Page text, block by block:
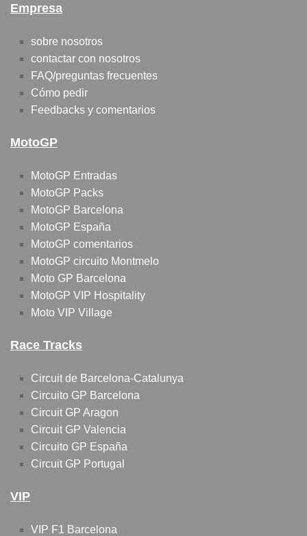
Empresa
sobre nosotros
contactar con nosotros
FAQ/preguntas frecuentes
Cómo pedir
Feedbacks y comentarios
MotoGP
MotoGP Entradas
MotoGP Packs
MotoGP Barcelona
MotoGP España
MotoGP comentarios
MotoGP circuito Montmelo
Moto GP Barcelona
MotoGP VIP Hospitality
Moto VIP Village
Race Tracks
Circuit de Barcelona-Catalunya
Circuito GP Barcelona
Circuit GP Aragon
Circuit GP Valencia
Circuito GP España
Circuit GP Portugal
VIP
VIP F1 Barcelona